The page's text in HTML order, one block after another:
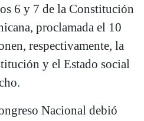
6 y 7 de la Constitución
proclamada el 10
respectivamente, la
y el Estado social
Nacional debió